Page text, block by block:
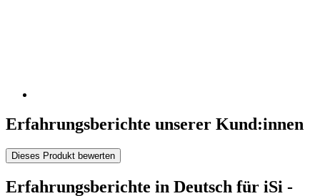
Erfahrungsberichte unserer Kund:innen
Dieses Produkt bewerten
Erfahrungsberichte in Deutsch für iSi -